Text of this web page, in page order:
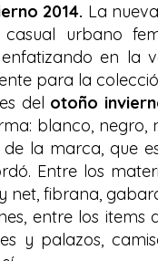
2014. La
urbano
en la
para la
del otoño
blanco, negro,
la marca, que
Entre los
net, fibrana,
entre los items
y palazos,